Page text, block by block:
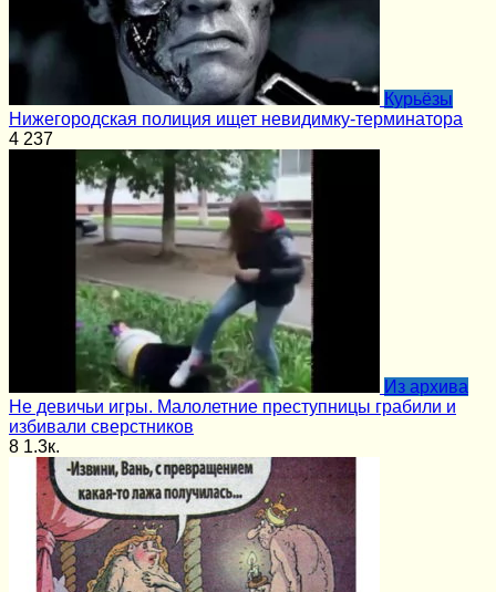
Курьёзы
Нижегородская полиция ищет невидимку-терминатора
4 237
Из архива
Не девичьи игры. Малолетние преступницы грабили и
избивали сверстников
8 1.3к.